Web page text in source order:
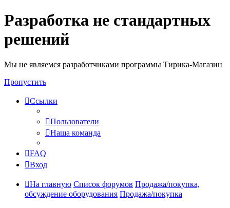
Разработка не стандартных
решений
Мы не являемся разработчиками программы Тирика-Магазин
Пропустить
Ссылки
Пользователи
Наша команда
FAQ
Вход
На главную Список форумов Продажа/покупка,
обсуждение оборудования Продажа/покупка